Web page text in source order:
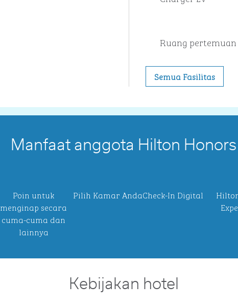
Ruang pertemuan
Semua Fasilitas
Manfaat anggota Hilton Honors
Poin untuk
menginap secara
cuma-cuma dan
lainnya
Pilih Kamar AndaCheck-In Digital
Kebijakan hotel